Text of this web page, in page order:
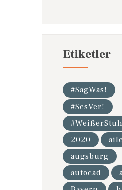
Etiketler
#SagWas!
#SesVer!
2020
aile
augsburg
autocad